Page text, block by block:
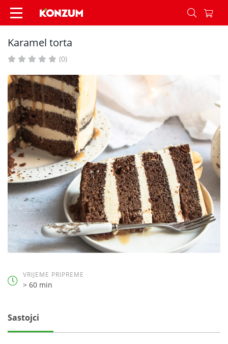
Karamel torta - Recepti - Konzum
Karamel torta
(0)
VRIJEME PRIPREME
> 60 min
Sastojci